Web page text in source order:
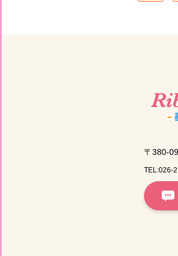
〒380-
TEL:026-